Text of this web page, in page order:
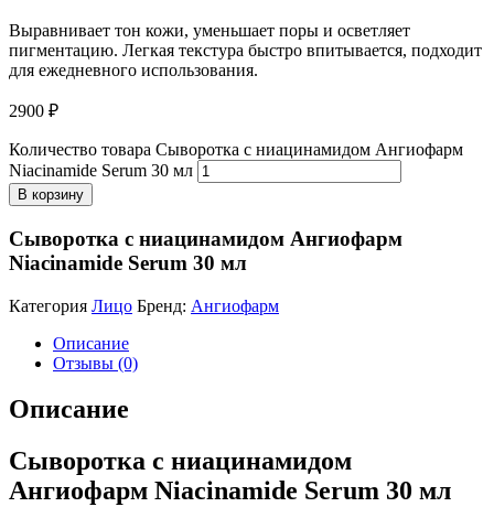
Выравнивает тон кожи, уменьшает поры и осветляет
пигментацию. Легкая текстура быстро впитывается, подходит
для ежедневного использования.
2900 ₽
Количество товара Сыворотка с ниацинамидом Ангиофарм
Niacinamide Serum 30 мл
В корзину
Сыворотка с ниацинамидом Ангиофарм
Niacinamide Serum 30 мл
Категория Лицо Бренд: Ангиофарм
Описание
Отзывы (0)
Описание
Сыворотка с ниацинамидом
Ангиофарм Niacinamide Serum 30 мл